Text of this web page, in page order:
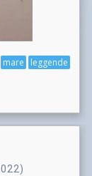
leggende
mare